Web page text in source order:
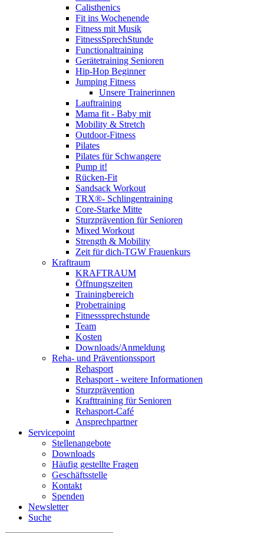
Calisthenics
Fit ins Wochenende
Fitness mit Musik
FitnessSprechStunde
Functionaltraining
Gerätetraining Senioren
Hip-Hop Beginner
Jumping Fitness
Unsere Trainerinnen
Lauftraining
Mama fit - Baby mit
Mobility & Stretch
Outdoor-Fitness
Pilates
Pilates für Schwangere
Pump it!
Rücken-Fit
Sandsack Workout
TRX®- Schlingentraining
Core-Starke Mitte
Sturzprävention für Senioren
Mixed Workout
Strength & Mobility
Zeit für dich-TGW Frauenkurs
Kraftraum
KRAFTRAUM
Öffnungszeiten
Trainingbereich
Probetraining
Fitnesssprechstunde
Team
Kosten
Downloads/Anmeldung
Reha- und Präventionssport
Rehasport
Rehasport - weitere Informationen
Sturzprävention
Krafttraining für Senioren
Rehasport-Café
Ansprechpartner
Servicepoint
Stellenangebote
Downloads
Häufig gestellte Fragen
Geschäftsstelle
Kontakt
Spenden
Newsletter
Suche